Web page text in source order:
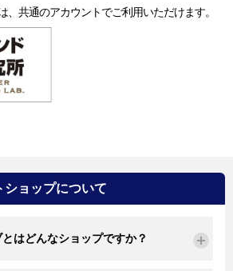
、共通のアカウントでご利用いただけます。
ョップについて
はどんなショップですか？